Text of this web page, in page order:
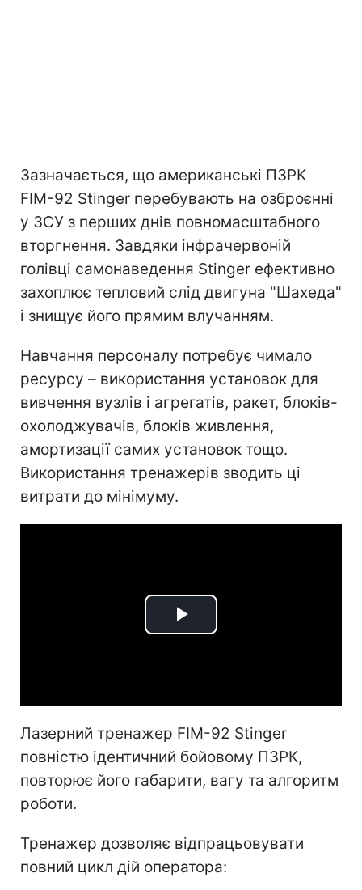
Зазначається, що американські ПЗРК
FIM-92 Stinger перебувають на озброєнні
у ЗСУ з перших днів повномасштабного
вторгнення. Завдяки інфрачервоній
голівці самонаведення Stinger ефективно
захоплює тепловий слід двигуна "Шахеда"
і знищує його прямим влучанням.
Навчання персоналу потребує чимало
ресурсу – використання установок для
вивчення вузлів і агрегатів, ракет, блоків-
охолоджувачів, блоків живлення,
амортизації самих установок тощо.
Використання тренажерів зводить ці
витрати до мінімуму.
Play
Лазерний тренажер FIM-92 Stinger
повністю ідентичний бойовому ПЗРК,
повторює його габарити, вагу та алгоритм
роботи.
Тренажер дозволяє відпрацьовувати
повний цикл дій оператора: